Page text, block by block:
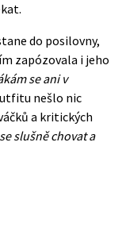
do posilovny,
zapózovala i jeho
se ani v
nešlo nic
a kritických
slušně chovat a